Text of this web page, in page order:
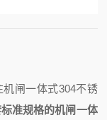
机闸一体式304不锈
准规格的机闸一体